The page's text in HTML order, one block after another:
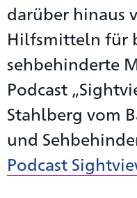
darüber hinaus
Hilfsmitteln für
sehbehinderte
Podcast
Stahlberg vom
und
Podcast